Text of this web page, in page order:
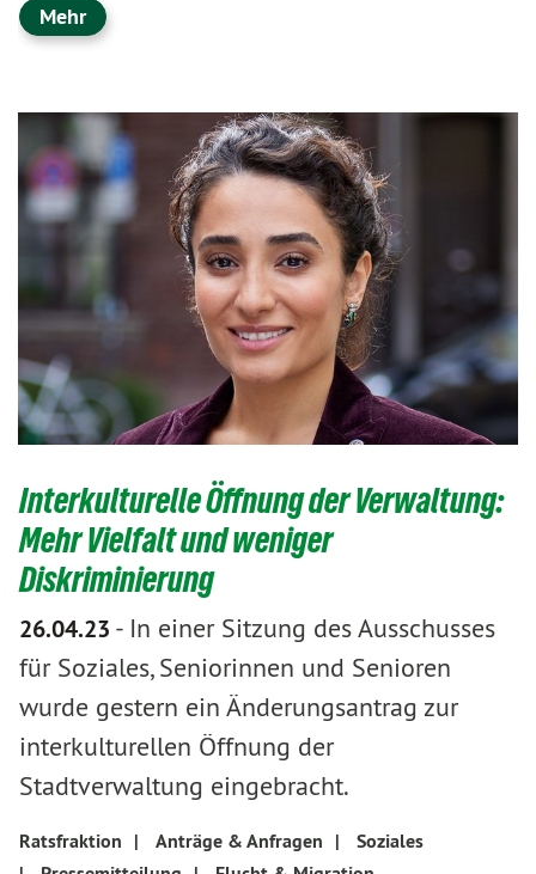
Mehr
Interkulturelle Öffnung der Verwaltung:
Mehr Vielfalt und weniger
Diskriminierung
26.04.23 - In einer Sitzung des Ausschusses
für Soziales, Seniorinnen und Senioren
wurde gestern ein Änderungsantrag zur
interkulturellen Öffnung der
Stadtverwaltung eingebracht.
Ratsfraktion | Anträge & Anfragen |
Soziales